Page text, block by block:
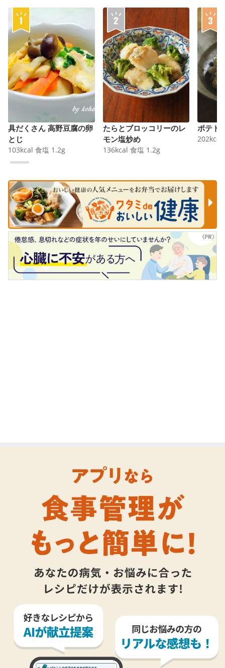
具だくさん 高野豆腐の卵
とじ
103kcal 食塩 1.2g
たらとブロッコリーのレ
モン塩炒め
136kcal 食塩 1.2g
ポテト
202kcal